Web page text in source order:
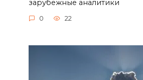
зарубежные аналитики
0 22